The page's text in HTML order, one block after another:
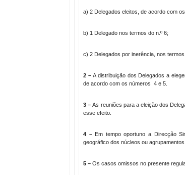
a) 2 Delegados eleitos, de acordo com
b) 1 Delegado nos termos do n.º 6;
c) 2 Delegados por inerência, nos
2 –A distribuição dos Delegados a
de acordo com os números 4 e 5.
3 – As reuniões para a eleição dos
esse efeito.
4 –Em tempo oportuno a Direcção
geográfico dos núcleos ou agrupamentos
5 – Os casos omissos no presente